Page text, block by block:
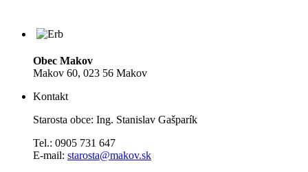
Obec Makov
Makov 60, 023 56 Makov
Kontakt
Starosta obce: Ing. Stanislav Gašparík
Tel.: 0905 731 647
E-mail: starosta@makov.sk